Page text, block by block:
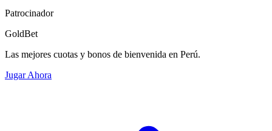
Patrocinador
GoldBet
Las mejores cuotas y bonos de bienvenida en Perú.
Jugar Ahora